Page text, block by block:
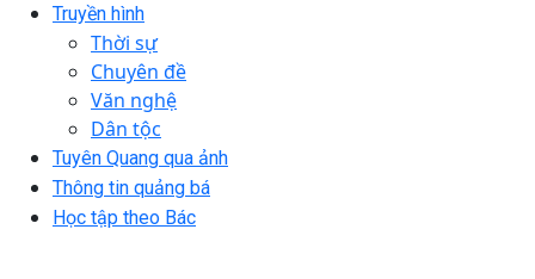
Truyền hình
Thời sự
Chuyên đề
Văn nghệ
Dân tộc
Tuyên Quang qua ảnh
Thông tin quảng bá
Học tập theo Bác